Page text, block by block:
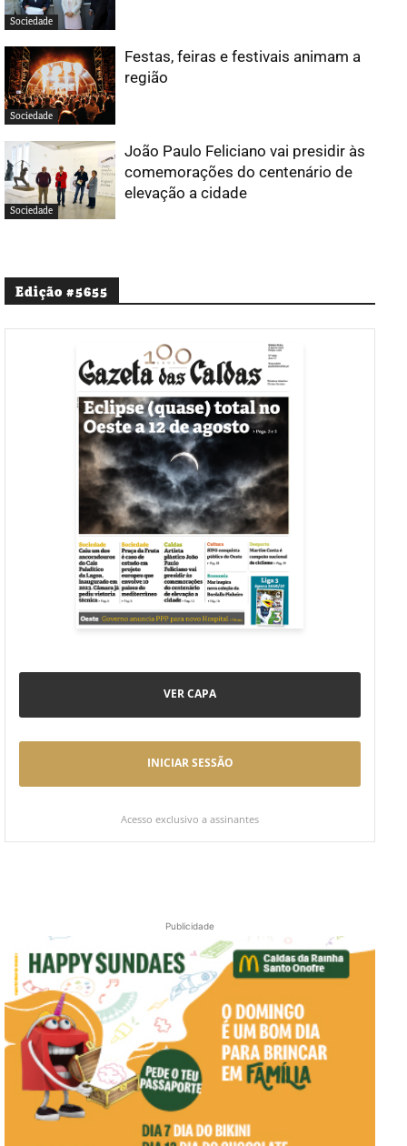
Sociedade
Sociedade
Festas, feiras e festivais animam a
região
Sociedade
João Paulo Feliciano vai presidir às
comemorações do centenário de
elevação a cidade
Edição #5655
VER CAPA
INICIAR SESSÃO
Acesso exclusivo a assinantes
Publicidade